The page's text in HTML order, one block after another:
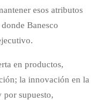
esos atributos
Banesco
en productos,
la innovación en la
por supuesto,